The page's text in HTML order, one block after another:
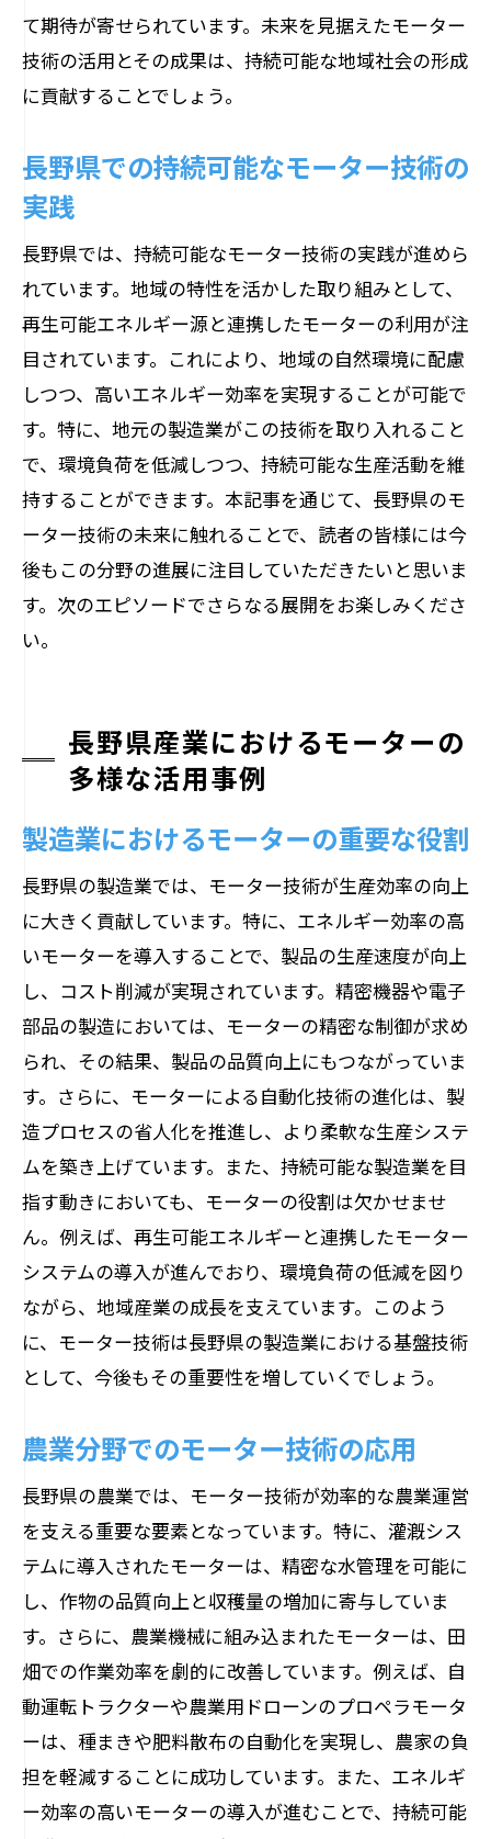
技術革新と地域経済発展の関係性
長野県の経済活性化に向けたモーター戦
略
て期待が寄せられています。未来を見据えたモーター
技術の活用とその成果は、持続可能な地域社会の形成
に貢献することでしょう。
長野県での持続可能なモーター技術の
実践
長野県では、持続可能なモーター技術の実践が進めら
れています。地域の特性を活かした取り組みとして、
再生可能エネルギー源と連携したモーターの利用が注
目されています。これにより、地域の自然環境に配慮
しつつ、高いエネルギー効率を実現することが可能で
す。特に、地元の製造業がこの技術を取り入れること
で、環境負荷を低減しつつ、持続可能な生産活動を維
持することができます。本記事を通じて、長野県のモ
ーター技術の未来に触れることで、読者の皆様には今
後もこの分野の進展に注目していただきたいと思いま
す。次のエピソードでさらなる展開をお楽しみくださ
い。
長野県産業におけるモーターの
多様な活用事例
製造業におけるモーターの重要な役割
長野県の製造業では、モーター技術が生産効率の向上
に大きく貢献しています。特に、エネルギー効率の高
いモーターを導入することで、製品の生産速度が向上
し、コスト削減が実現されています。精密機器や電子
部品の製造においては、モーターの精密な制御が求め
られ、その結果、製品の品質向上にもつながっていま
す。さらに、モーターによる自動化技術の進化は、製
造プロセスの省人化を推進し、より柔軟な生産システ
ムを築き上げています。また、持続可能な製造業を目
指す動きにおいても、モーターの役割は欠かせませ
ん。例えば、再生可能エネルギーと連携したモーター
システムの導入が進んでおり、環境負荷の低減を図り
ながら、地域産業の成長を支えています。このよう
に、モーター技術は長野県の製造業における基盤技術
として、今後もその重要性を増していくでしょう。
農業分野でのモーター技術の応用
長野県の農業では、モーター技術が効率的な農業運営
を支える重要な要素となっています。特に、灌漑シス
テムに導入されたモーターは、精密な水管理を可能に
し、作物の品質向上と収穫量の増加に寄与していま
す。さらに、農業機械に組み込まれたモーターは、田
畑での作業効率を劇的に改善しています。例えば、自
動運転トラクターや農業用ドローンのプロペラモータ
ーは、種まきや肥料散布の自動化を実現し、農家の負
担を軽減することに成功しています。また、エネルギ
ー効率の高いモーターの導入が進むことで、持続可能